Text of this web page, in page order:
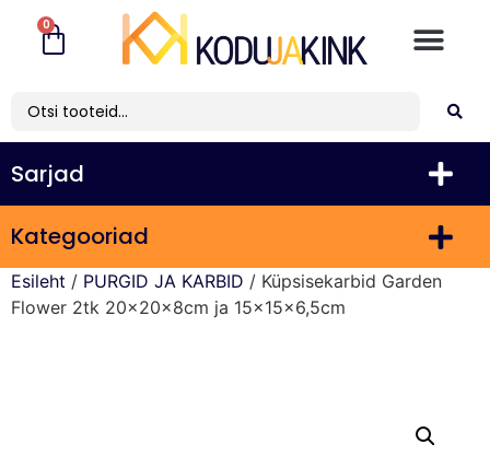
0
Sarjad
Kategooriad
Esileht / PURGID JA KARBID / Küpsisekarbid Garden
Flower 2tk 20x20x8cm ja 15x15x6,5cm